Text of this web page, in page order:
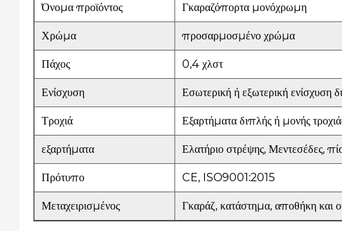
Όνομα προϊόντος Γκαραζόπορτα μονόχρωμη
Χρώμα προσαρμοσμένο χρώμα
Πάχος 0,4 χλστ
Ενίσχυση Εσωτερική ή εξωτερική ενίσχυση
Τροχιά Εξαρτήματα διπλής ή μονής
εξαρτήματα Ελατήριο στρέψης, Μεντεσέδες,
Πρότυπο CE, ISO9001:2015
Μεταχειρισμένος Γκαράζ, κατάστημα, αποθήκη και